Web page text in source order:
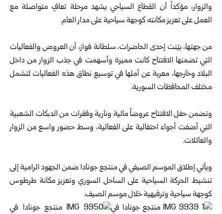
والزوار، مؤكداً أن القطاع السياحي يشهد مرحلة تعافٍ متواصلة مع
العمل على تعزيز مكانته كوجهة سياحية على مدار العام.
من جهتها، بيّنت إحدى الحاضرات، سلطانة فواز، أن العروض والفعاليات
التي تضمنها الافتتاح كانت مميزة وأسهمت في جذب الزوار من داخل
البلاد وخارجها، معربة عن أملها في توسيع نطاق هذه الفعاليات لتشمل
مختلف المحافظات السورية.
وتضمن حفل الافتتاح عروضاً مائية ونارية وفقرات من الدبكات الشعبية
التي أضفت أجواء احتفالية على الفعالية، وسط حضور واسع من الزوار
والعائلات.
ويأتي إطلاق الموسم الصيفي في منتجع جونادا ضمن الجهود الرامية إلى
تنشيط الحركة السياحية على الساحل السوري وتعزيز مكانة طرطوس
كوجهة سياحية وترفيهية خلال موسم الصيف.